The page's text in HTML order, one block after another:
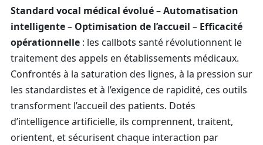
Standard vocal médical évolué–Automatisation
intelligente– Optimisation de l’accueil – Efficacité
opérationnelle : les callbots santé révolutionnent le
traitement des appels en établissements médicaux.
Confrontés à la saturation des lignes, à la pression sur
les standardistes et à l’exigence de rapidité, ces outils
transforment l’accueil des patients. Dotés
d’intelligence artificielle, ils comprennent, traitent,
orientent, et sécurisent chaque interaction par